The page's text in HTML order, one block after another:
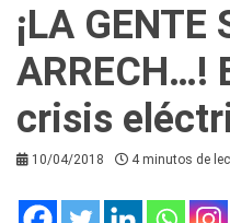
¡LA GENTE
ARRECH…!
crisis
10/04/2018 4 minutos de